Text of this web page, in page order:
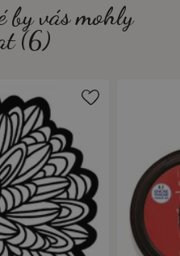
by vás mohly
(6)